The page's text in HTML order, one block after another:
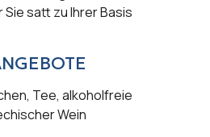
satt zu Ihrer Basis
Tee, alkoholfreie
Wein